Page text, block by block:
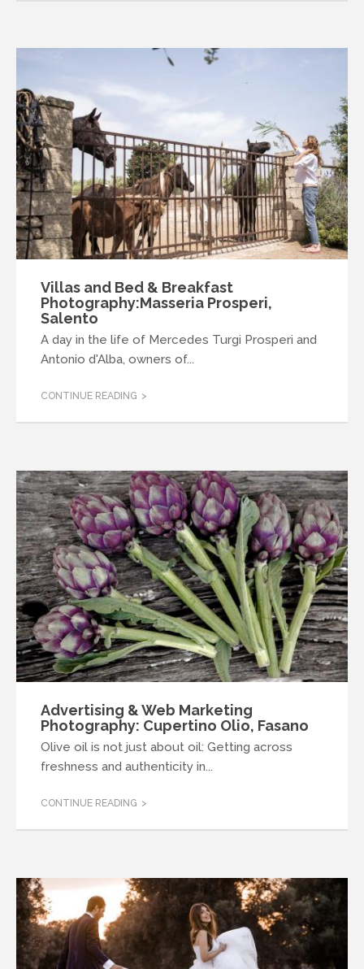
Villas and Bed & Breakfast
Photography:Masseria Prosperi,
Salento
A day in the life of Mercedes Turgi Prosperi and
Antonio d'Alba, owners of...
CONTINUE READING
Advertising & Web Marketing
Photography: Cupertino Olio, Fasano
Olive oil is not just about oil: Getting across
freshness and authenticity in...
CONTINUE READING